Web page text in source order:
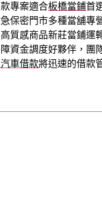
專案適合板橋當鋪首
保密門市多種當舖專
質感商品新莊當鋪運
資金調度好夥伴，團
車借款將迅速的借款